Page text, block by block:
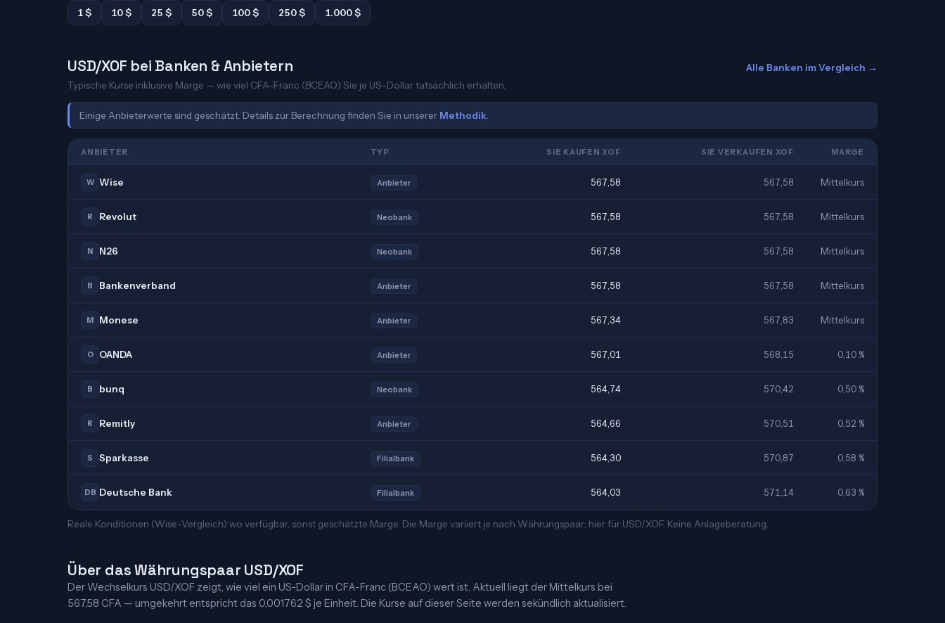
1 $ 10 $ 25 $ 50 $ 100 $ 250 $ 1.000 $
USD/XOF bei Banken & Anbietern
Typische Kurse inklusive Marge — wie viel CFA-Franc (BCEAO) Sie je US-Dollar tatsächlich erhalten.
Alle Banken im Vergleich →
Einige Anbieterwerte sind geschätzt. Details zur Berechnung finden Sie in unserer Methodik
ANBIETER TYP SIE KAUFEN XOF SIE VERKAUFEN XOF MARGE
W Wise Anbieter 567,58 567,58 Mittelkurs
R Revolut Neobank 567,58 567,58 Mittelkurs
N N26 Neobank 567,58 567,58 Mittelkurs
B Bankenverband Anbieter 567,58 567,58 Mittelkurs
M Monese Anbieter 567,34 567,83 Mittelkurs
O OANDA Anbieter 567,01 568,15 0,10 %
B bunq Neobank 564,74 570,42 0,50 %
R Remitly Anbieter 564,66 570,51 0,52 %
S Sparkasse Filialbank 564,30 570,87 0,58 %
DB Deutsche Bank Filialbank 564,03 571,14 0,63 %
Reale Konditionen (Wise-Vergleich) wo verfügbar, sonst geschätzte Marge. Die Marge variiert je nach Währungspaar; hier für USD/XOF. Keine Anlageberatung.
Über das Währungspaar USD/XOF
Der Wechselkurs USD/XOF zeigt, wie viel ein US-Dollar in CFA-Franc (BCEAO) wert ist. Aktuell liegt der Mittelkurs bei
567,58 CFA — umgekehrt entspricht das 0,001762 $ je Einheit. Die Kurse auf dieser Seite werden sekündlich aktualisiert.